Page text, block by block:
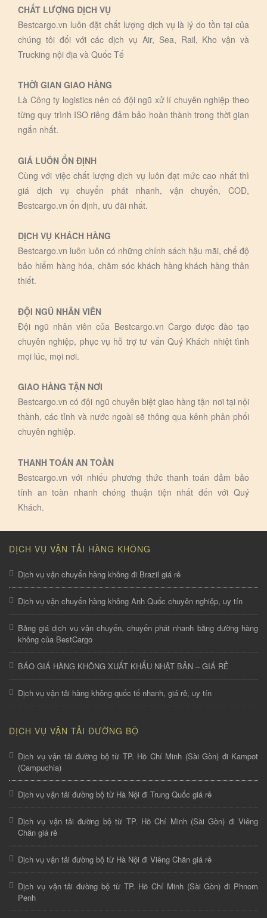
CHẤT LƯỢNG DỊCH VỤ
Bestcargo.vn luôn đặt chất lượng dịch vụ là lý do tồn tại của
chúng tôi đối với các dịch vụ Air, Sea, Rail, Kho vận và
Trucking nội địa và Quốc Tế
THỜI GIAN GIAO HÀNG
Là Công ty logistics nên có đội ngũ xử lí chuyên nghiệp theo
từng quy trình ISO riêng đảm bảo hoàn thành trong thời gian
ngắn nhất.
GIÁ LUÔN ỔN ĐỊNH
Cùng với việc chất lượng dịch vụ luôn đạt mức cao nhất thì
giá dịch vụ chuyển phát nhanh, vận chuyển, COD,
Bestcargo.vn ổn định, ưu đãi nhất.
DỊCH VỤ KHÁCH HÀNG
Bestcargo.vn luôn luôn có những chính sách hậu mãi, chế độ
bảo hiểm hàng hóa, chăm sóc khách hàng khách hàng thân
thiết.
ĐỘI NGŨ NHÂN VIÊN
Đội ngũ nhân viên của Bestcargo.vn Cargo được đào tạo
chuyên nghiệp, phục vụ hỗ trợ tư vấn Quý Khách nhiệt tình
mọi lúc, mọi nơi.
GIAO HÀNG TẬN NƠI
Bestcargo.vn có đội ngũ chuyên biệt giao hàng tận nơi tại nội
thành, các tỉnh và nước ngoài sẽ thông qua kênh phân phối
chuyên nghiệp.
THANH TOÁN AN TOÀN
Bestcargo.vn với nhiếu phương thức thanh toán đảm bảo
tính an toàn nhanh chóng thuận tiện nhất đến với Quý
Khách.
DỊCH VỤ VẬN TẢI HÀNG KHÔNG
Dịch vụ vận chuyển hàng không đi Brazil giá rẻ
Dịch vụ vận chuyển hàng không Anh Quốc chuyên nghiệp, uy tín
Bảng giá dịch vụ vận chuyển, chuyển phát nhanh bằng đường hàng
không của BestCargo
BÁO GIÁ HÀNG KHÔNG XUẤT KHẨU NHẬT BẢN – GIÁ RẺ
Dịch vụ vận tải hàng không quốc tế nhanh, giá rẻ, uy tín
DỊCH VỤ VẬN TẢI ĐƯỜNG BỘ
Dịch vụ vận tải đường bộ từ TP. Hồ Chí Minh (Sài Gòn) đi Kampot
(Campuchia)
Dịch vụ vận tải đường bộ từ Hà Nội đi Trung Quốc giá rẻ
Dịch vụ vận tải đường bộ từ TP. Hồ Chí Minh (Sài Gòn) đi Viêng
Chăn giá rẻ
Dịch vụ vận tải đường bộ từ Hà Nội đi Viêng Chăn giá rẻ
Dịch vụ vận tải đường bộ từ TP. Hồ Chí Minh (Sài Gòn) đi Phnom
Penh